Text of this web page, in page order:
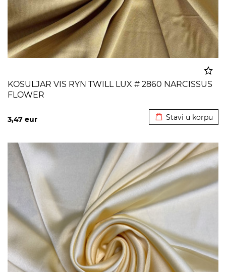
KOSULJAR VIS RYN TWILL LUX # 2860 NARCISSUS
FLOWER
3,47 eur Stavi u korpu